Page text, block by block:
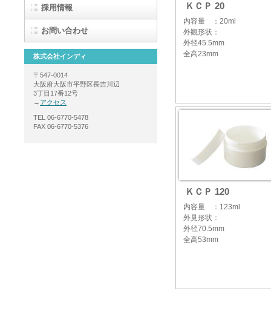
ＫＣＰ 20
内容量 ：20ml
外観形状：
外径45.5mm
全高23mm
ＫＣＰ 120
内容量 ：123ml
外見形状：
外径70.5mm
全高53mm
採用情報
お問い合わせ
株式会社インディ
〒547-0014
大阪府大阪市平野区長吉川辺
3丁目17番12号
→ アクセス
TEL 06-6770-5478
FAX 06-6770-5376